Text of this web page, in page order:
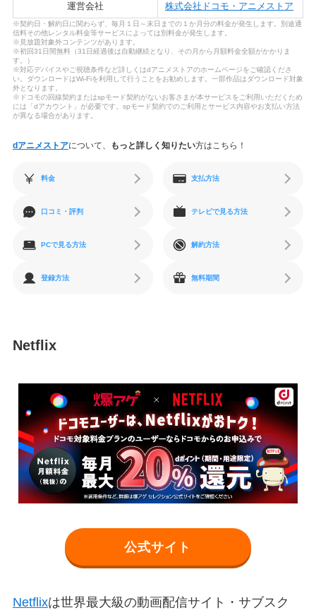
運営会社 株式会社ドコモ・アニメストア
※契約日・解約日に関わらず、毎月１日～末日までの１か月分の料金が発生します。別途通
信料その他レンタル料金等サービスによっては別料金が発生します。
※見放題対象外コンテンツがあります。
※初回31日間無料（31日経過後は自動継続となり、その月から月額料金全額がかかりま
す。）
※対応デバイスやご視聴条件など詳しくはdアニメストアのホームページをご確認くださ
い。ダウンロードはWi-Fiを利用して行うことをお勧めします。一部作品はダウンロード対象
外となります。
※ドコモの回線契約またはspモード契約がないお客さまが本サービスをご利用いただくため
には「dアカウント」が必要です。spモード契約でのご利用とサービス内容やお支払い方法
が異なる場合があります。
dアニメストアについて、 もっと詳しく知りたい方はこちら！
料金 支払方法
口コミ・評判 テレビで見る方法
PCで見る方法 解約方法
登録方法 無料期間
Netflix
公式サイト
Netflixは世界最大級の動画配信サイト・サブスク